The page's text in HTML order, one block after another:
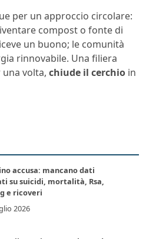
per un approccio circolare:
compost o fonte di
un buono; le comunità
rinnovabile. Una filiera
volta, chiude il cerchio in
accusa: mancano dati
su suicidi, mortalità, Rsa,
e ricoveri
2026